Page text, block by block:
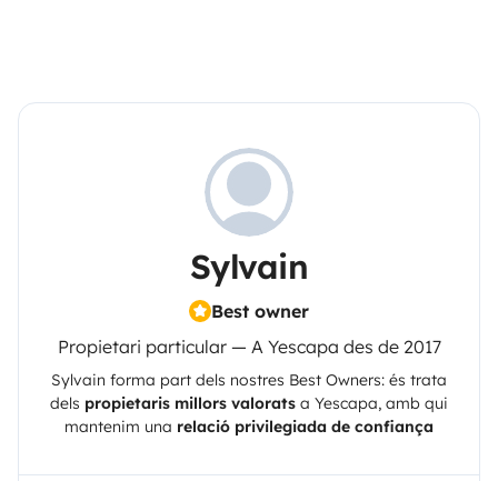
Sylvain
Best owner
Propietari particular — A Yescapa des de 2017
Sylvain forma part dels nostres Best Owners: és trata
dels propietaris millors valorats a Yescapa, amb qui
mantenim una relació privilegiada de confiança